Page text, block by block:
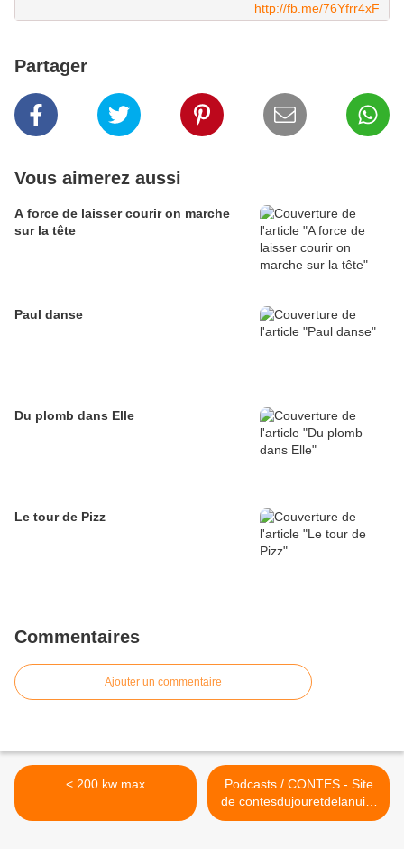
http://fb.me/76Yfrr4xF
Partager
Vous aimerez aussi
A force de laisser courir on marche
sur la tête
Paul danse
Du plomb dans Elle
Le tour de Pizz
Commentaires
Ajouter un commentaire
< 200 kw max
Podcasts / CONTES - Site
de contesdujouretdelanuit !
>